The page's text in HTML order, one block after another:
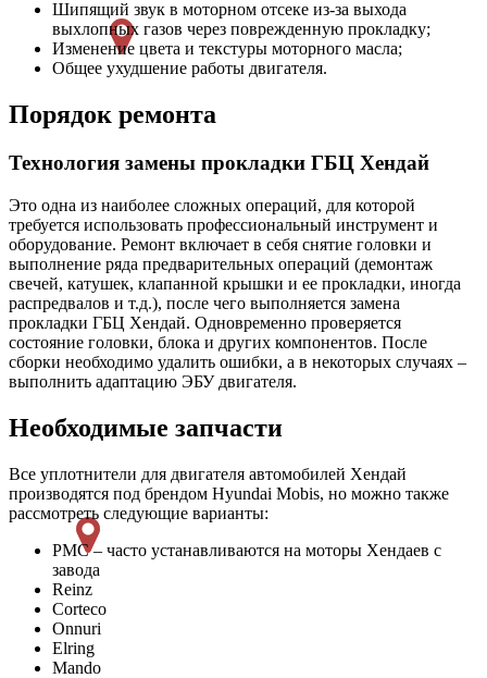
Шипящий звук в моторном отсеке из-за выхода
выхлопных газов через поврежденную прокладку;
Изменение цвета и текстуры моторного масла;
Общее ухудшение работы двигателя.
Порядок ремонта
Технология замены прокладки ГБЦ Хендай
Это одна из наиболее сложных операций, для которой
требуется использовать профессиональный инструмент и
оборудование. Ремонт включает в себя снятие головки и
выполнение ряда предварительных операций (демонтаж
свечей, катушек, клапанной крышки и ее прокладки, иногда
распредвалов и т.д.), после чего выполняется замена
прокладки ГБЦ Хендай. Одновременно проверяется
состояние головки, блока и других компонентов. После
сборки необходимо удалить ошибки, а в некоторых случаях –
выполнить адаптацию ЭБУ двигателя.
Необходимые запчасти
Все уплотнители для двигателя автомобилей Хендай
производятся под брендом Hyundai Mobis, но можно также
рассмотреть следующие варианты:
PMC – часто устанавливаются на моторы Хендаев с
завода
Reinz
Corteco
Onnuri
Elring
Mando